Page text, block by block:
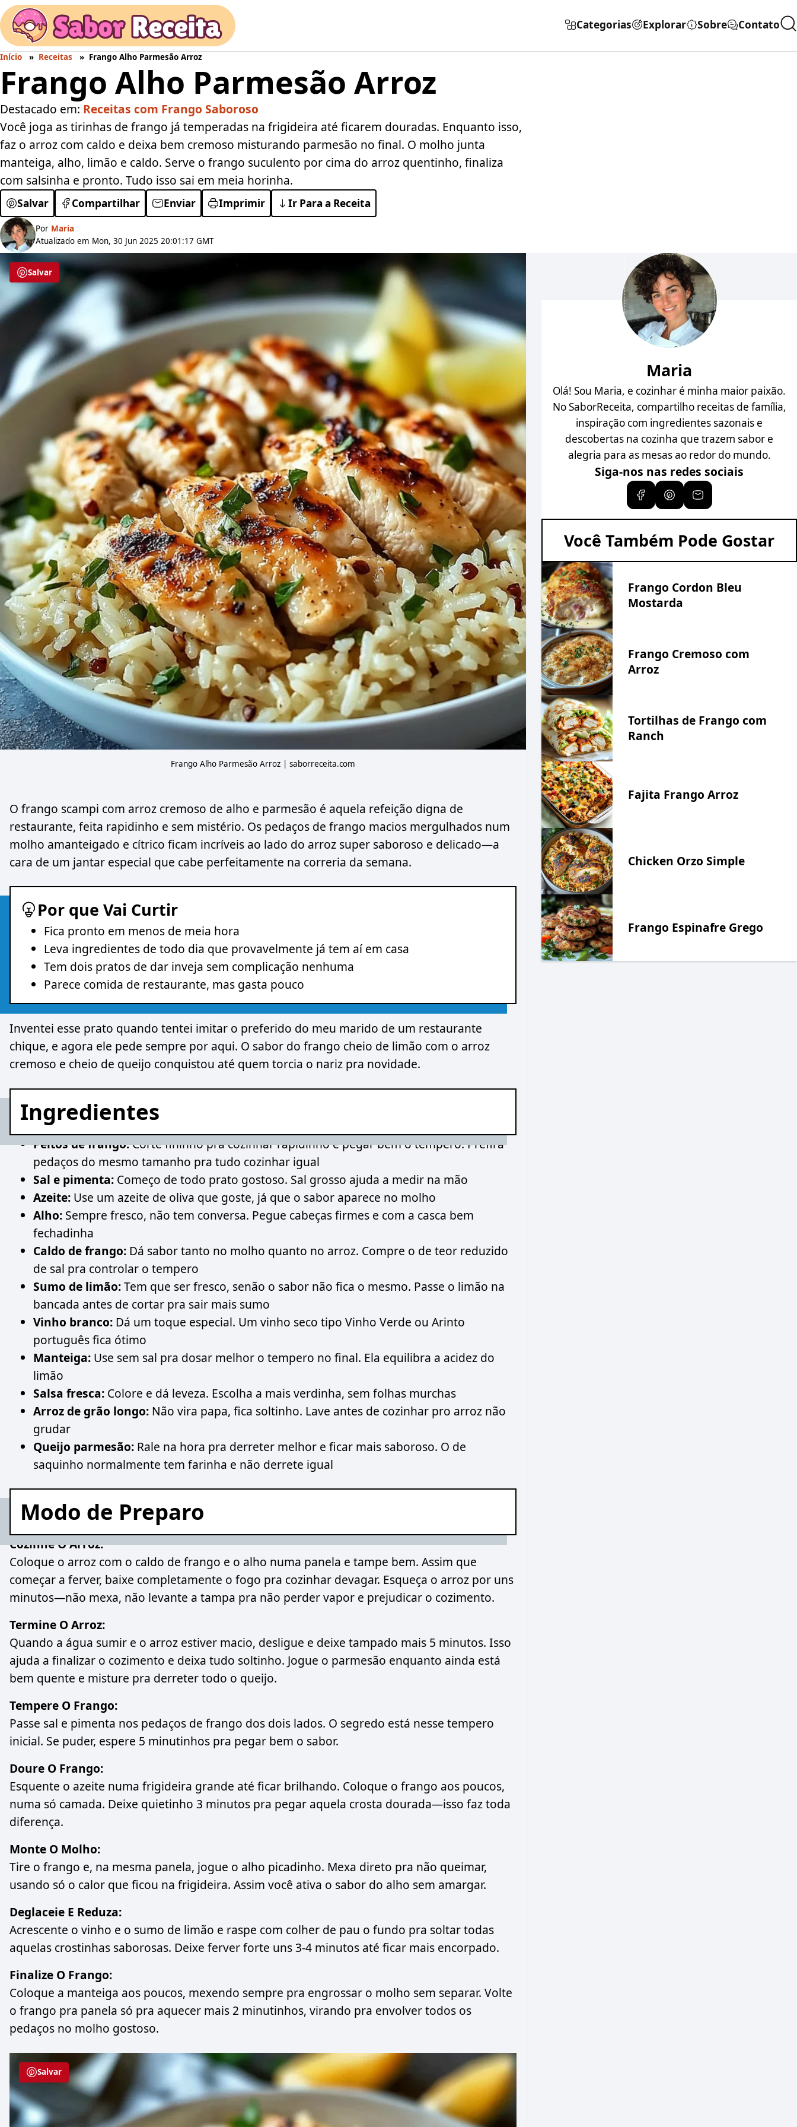
Categorias Explorar Sobre Contato
Início Receitas Frango Alho Parmesão Arroz
Frango Alho Parmesão Arroz
Destacado em: Receitas com Frango Saboroso
Você joga as tirinhas de frango já temperadas na frigideira até ficarem douradas. Enquanto isso,
faz o arroz com caldo e deixa bem cremoso misturando parmesão no final. O molho junta
manteiga, alho, limão e caldo. Serve o frango suculento por cima do arroz quentinho, finaliza
com salsinha e pronto. Tudo isso sai em meia horinha.
Salvar Compartilhar Enviar Imprimir Ir Para a Receita
Por Maria
Atualizado em Mon, 30 Jun 2025 20:01:17 GMT
Salvar
Frango Alho Parmesão Arroz | saborreceita.com
O frango scampi com arroz cremoso de alho e parmesão é aquela refeição digna de
restaurante, feita rapidinho e sem mistério. Os pedaços de frango macios mergulhados num
molho amanteigado e cítrico ficam incríveis ao lado do arroz super saboroso e delicado—a
cara de um jantar especial que cabe perfeitamente na correria da semana.
Por que Vai Curtir
Fica pronto em menos de meia hora
Leva ingredientes de todo dia que provavelmente já tem aí em casa
Tem dois pratos de dar inveja sem complicação nenhuma
Parece comida de restaurante, mas gasta pouco
Inventei esse prato quando tentei imitar o preferido do meu marido de um restaurante
chique, e agora ele pede sempre por aqui. O sabor do frango cheio de limão com o arroz
cremoso e cheio de queijo conquistou até quem torcia o nariz pra novidade.
Ingredientes
Peitos de frango:Corte fininho pra cozinhar rapidinho e pegar bem o tempero. Prefira
pedaços do mesmo tamanho pra tudo cozinhar igual
Sal e pimenta: Começo de todo prato gostoso. Sal grosso ajuda a medir na mão
Azeite: Use um azeite de oliva que goste, já que o sabor aparece no molho
Alho: Sempre fresco, não tem conversa. Pegue cabeças firmes e com a casca bem
fechadinha
Caldo de frango: Dá sabor tanto no molho quanto no arroz. Compre o de teor reduzido
de sal pra controlar o tempero
Sumo de limão:Tem que ser fresco, senão o sabor não fica o mesmo. Passe o limão na
bancada antes de cortar pra sair mais sumo
Vinho branco: Dá um toque especial. Um vinho seco tipo Vinho Verde ou Arinto
português fica ótimo
Manteiga: Use sem sal pra dosar melhor o tempero no final. Ela equilibra a acidez do
limão
Salsa fresca: Colore e dá leveza. Escolha a mais verdinha, sem folhas murchas
Arroz de grão longo: Não vira papa, fica soltinho. Lave antes de cozinhar pro arroz não
grudar
Queijo parmesão: Rale na hora pra derreter melhor e ficar mais saboroso. O de
saquinho normalmente tem farinha e não derrete igual
Modo de Preparo
Cozinhe O Arroz:
Coloque o arroz com o caldo de frango e o alho numa panela e tampe bem. Assim que
começar a ferver, baixe completamente o fogo pra cozinhar devagar. Esqueça o arroz por uns
minutos—não mexa, não levante a tampa pra não perder vapor e prejudicar o cozimento.
Termine O Arroz:
Quando a água sumir e o arroz estiver macio, desligue e deixe tampado mais 5 minutos. Isso
ajuda a finalizar o cozimento e deixa tudo soltinho. Jogue o parmesão enquanto ainda está
bem quente e misture pra derreter todo o queijo.
Tempere O Frango:
Passe sal e pimenta nos pedaços de frango dos dois lados. O segredo está nesse tempero
inicial. Se puder, espere 5 minutinhos pra pegar bem o sabor.
Doure O Frango:
Esquente o azeite numa frigideira grande até ficar brilhando. Coloque o frango aos poucos,
numa só camada. Deixe quietinho 3 minutos pra pegar aquela crosta dourada—isso faz toda
diferença.
Monte O Molho:
Tire o frango e, na mesma panela, jogue o alho picadinho. Mexa direto pra não queimar,
usando só o calor que ficou na frigideira. Assim você ativa o sabor do alho sem amargar.
Deglaceie E Reduza:
Acrescente o vinho e o sumo de limão e raspe com colher de pau o fundo pra soltar todas
aquelas crostinhas saborosas. Deixe ferver forte uns 3-4 minutos até ficar mais encorpado.
Finalize O Frango:
Coloque a manteiga aos poucos, mexendo sempre pra engrossar o molho sem separar. Volte
o frango pra panela só pra aquecer mais 2 minutinhos, virando pra envolver todos os
pedaços no molho gostoso.
Salvar
Maria
Olá! Sou Maria, e cozinhar é minha maior paixão.
No SaborReceita, compartilho receitas de família,
inspiração com ingredientes sazonais e
descobertas na cozinha que trazem sabor e
alegria para as mesas ao redor do mundo.
Siga-nos nas redes sociais
Você Também Pode Gostar
Frango Cordon Bleu
Mostarda
Frango Cremoso com
Arroz
Tortilhas de Frango com
Ranch
Fajita Frango Arroz
Chicken Orzo Simple
Frango Espinafre Grego